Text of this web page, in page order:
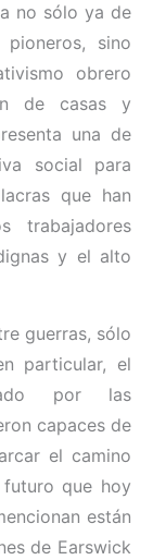
no sólo ya de
sino
obrero
de casas y
una de
social para
que han
trabajadores
y el alto
guerras, sólo
particular, el
por las
capaces de
el camino
que hoy
están
de Earswick